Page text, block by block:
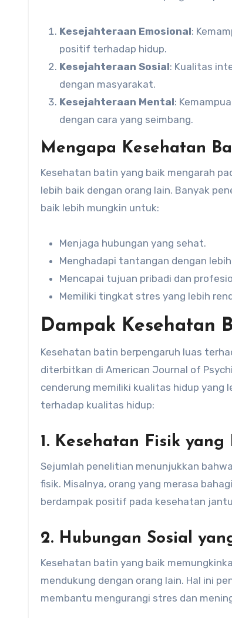
Kesejahteraan Emosional:
positif terhadap hidup.
Kesejahteraan Sosial: Kualitas
dengan masyarakat.
Kesejahteraan Mental:
dengan cara yang seimbang.
Mengapa Kesehatan
Kesehatan batin yang baik mengarah
lebih baik dengan orang lain. Banyak
baik lebih mungkin untuk:
Menjaga hubungan yang sehat.
Menghadapi tantangan dengan
Mencapai tujuan pribadi dan
Memiliki tingkat stres yang lebih
Dampak Kesehatan
Kesehatan batin berpengaruh luas
diterbitkan di American Journal of
cenderung memiliki kualitas hidup yang
terhadap kualitas hidup:
1. Kesehatan Fisik
Sejumlah penelitian menunjukkan
fisik. Misalnya, orang yang merasa
berdampak positif pada kesehatan
2. Hubungan Sosial
Kesehatan batin yang baik
mendukung dengan orang lain. Hal ini
membantu mengurangi stres dan